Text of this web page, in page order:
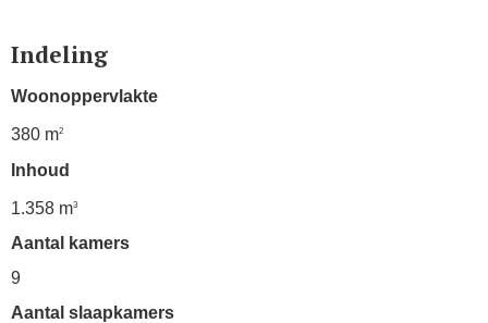
Indeling
Woonoppervlakte
380 m2
Inhoud
1.358 m3
Aantal kamers
9
Aantal slaapkamers